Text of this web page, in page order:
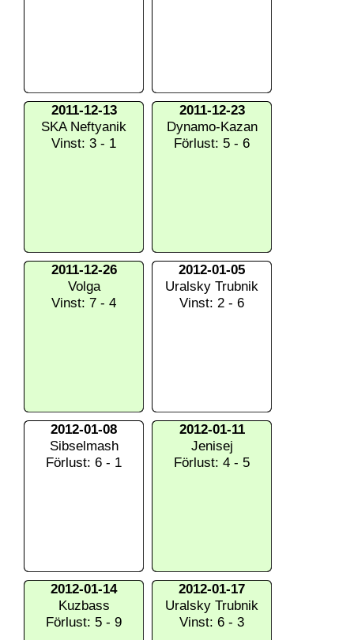
2011-12-13
SKA Neftyanik
Vinst: 3 - 1
2011-12-23
Dynamo-Kazan
Förlust: 5 - 6
2011-12-26
Volga
Vinst: 7 - 4
2012-01-05
Uralsky Trubnik
Vinst: 2 - 6
2012-01-08
Sibselmash
Förlust: 6 - 1
2012-01-11
Jenisej
Förlust: 4 - 5
2012-01-14
Kuzbass
Förlust: 5 - 9
2012-01-17
Uralsky Trubnik
Vinst: 6 - 3